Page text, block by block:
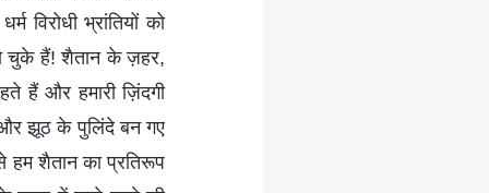
विरोधी भ्रांतियों को
चुके हैं! शैतान के ज़हर,
हैं और हमारी ज़िंदगी
और झूठ के पुलिंदे बन गए
शैतान का प्रतिरूप